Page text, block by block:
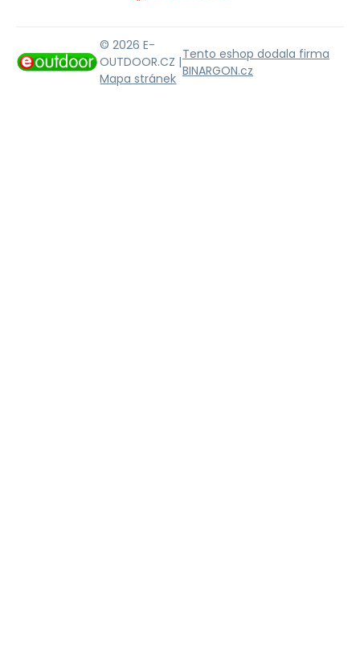
© 2026 E-
OUTDOOR.CZ |
Mapa stránek
Tento eshop dodala firma
BINARGON.cz